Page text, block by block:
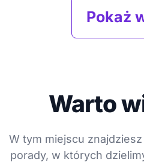
Pokaż
Warto
W tym miejscu
porady, w których